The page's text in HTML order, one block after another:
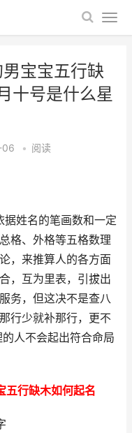
宝宝五行缺
十号是什么星
06 • 阅读
姓名的笔画数和一定
格、外格等五格数理
，来推算人的各方面
，互为里表，引拔出
务，但这决不是查八
行少就补那行，更不
人不会起出符合命局
行缺木如何起名